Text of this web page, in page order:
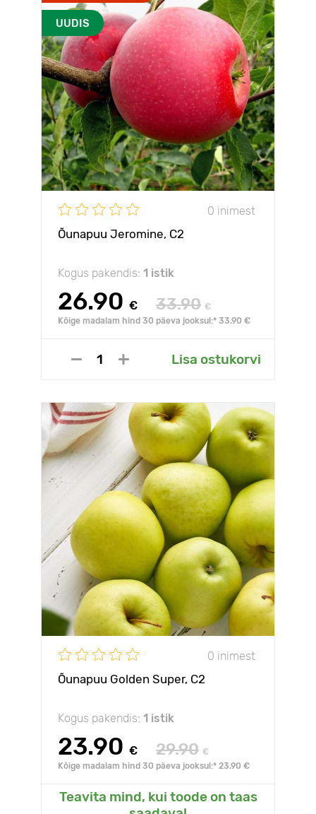
UUDIS
0 inimest
Õunapuu Jeromine, C2
Kogus pakendis: 1 istik
26.90 € 33.90 €
Kõige madalam hind 30 päeva jooksul:* 33.90 €
Lisa ostukorvi
0 inimest
Õunapuu Golden Super, С2
Kogus pakendis: 1 istik
23.90 € 29.90 €
Kõige madalam hind 30 päeva jooksul:* 23.90 €
Teavita mind, kui toode on taas